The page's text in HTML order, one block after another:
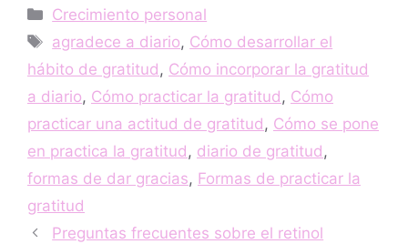
Categorías
Crecimiento personal
Etiquetas
agradece a diario, Cómo desarrollar el
hábito de gratitud, Cómo incorporar la gratitud
a diario, Cómo practicar la gratitud, Cómo
practicar una actitud de gratitud, Cómo se pone
en practica la gratitud, diario de gratitud,
formas de dar gracias, Formas de practicar la
gratitud
Preguntas frecuentes sobre el retinol